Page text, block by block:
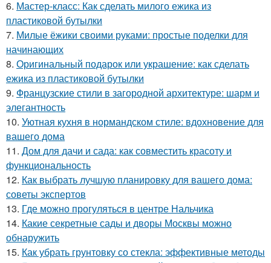
6. Мастер-класс: Как сделать милого ежика из
пластиковой бутылки
7. Милые ёжики своими руками: простые поделки для
начинающих
8. Оригинальный подарок или украшение: как сделать
ежика из пластиковой бутылки
9. Французские стили в загородной архитектуре: шарм и
элегантность
10. Уютная кухня в нормандском стиле: вдохновение для
вашего дома
11. Дом для дачи и сада: как совместить красоту и
функциональность
12. Как выбрать лучшую планировку для вашего дома:
советы экспертов
13. Где можно прогуляться в центре Нальчика
14. Какие секретные сады и дворы Москвы можно
обнаружить
15. Как убрать грунтовку со стекла: эффективные методы